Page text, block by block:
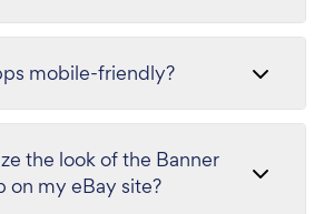
mobile-friendly?
the look of the Banner
on my eBay site?